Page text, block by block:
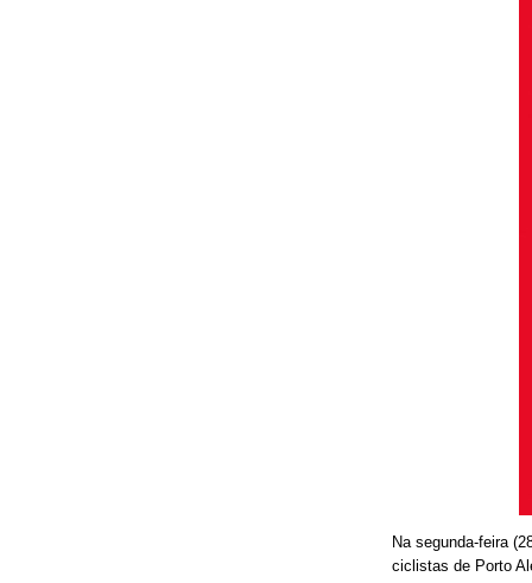
Na segunda-feira
ciclistas de Porto